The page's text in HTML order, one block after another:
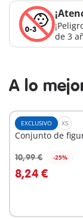
de 3
A lo
EXCLUSIVO XS
Conjunto de
10,99 € -25%
8,24 €
A la cesta